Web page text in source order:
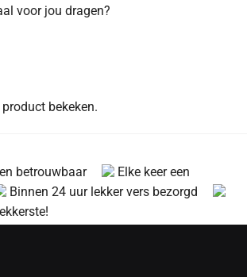
voor jou dragen?
bekeken.
betrouwbaar
Elke keer een
Binnen 24 uur lekker vers bezorgd